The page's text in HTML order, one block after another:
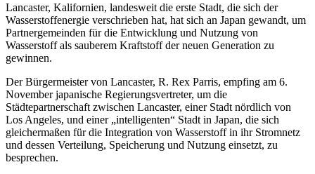
Lancaster, Kalifornien, landesweit die erste Stadt, die sich der
Wasserstoffenergie verschrieben hat, hat sich an Japan gewandt, um
Partnergemeinden für die Entwicklung und Nutzung von
Wasserstoff als sauberem Kraftstoff der neuen Generation zu
gewinnen.
Der Bürgermeister von Lancaster, R. Rex Parris, empfing am 6.
November japanische Regierungsvertreter, um die
Städtepartnerschaft zwischen Lancaster, einer Stadt nördlich von
Los Angeles, und einer „intelligenten“ Stadt in Japan, die sich
gleichermaßen für die Integration von Wasserstoff in ihr Stromnetz
und dessen Verteilung, Speicherung und Nutzung einsetzt, zu
besprechen.